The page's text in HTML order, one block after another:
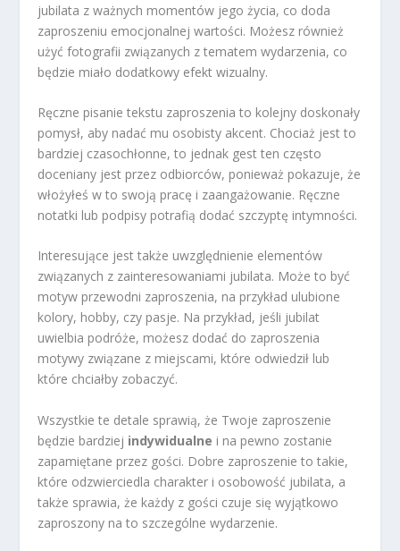
jubilata z ważnych momentów jego życia, co doda
zaproszeniu emocjonalnej wartości. Możesz również
użyć fotografii związanych z tematem wydarzenia, co
będzie miało dodatkowy efekt wizualny.
Ręczne pisanie tekstu zaproszenia to kolejny doskonały
pomysł, aby nadać mu osobisty akcent. Chociaż jest to
bardziej czasochłonne, to jednak gest ten często
doceniany jest przez odbiorców, ponieważ pokazuje, że
włożyłeś w to swoją pracę i zaangażowanie. Ręczne
notatki lub podpisy potrafią dodać szczyptę intymności.
Interesujące jest także uwzględnienie elementów
związanych z zainteresowaniami jubilata. Może to być
motyw przewodni zaproszenia, na przykład ulubione
kolory, hobby, czy pasje. Na przykład, jeśli jubilat
uwielbia podróże, możesz dodać do zaproszenia
motywy związane z miejscami, które odwiedził lub
które chciałby zobaczyć.
Wszystkie te detale sprawią, że Twoje zaproszenie
będzie bardziej indywidualne i na pewno zostanie
zapamiętane przez gości. Dobre zaproszenie to takie,
które odzwierciedla charakter i osobowość jubilata, a
także sprawia, że każdy z gości czuje się wyjątkowo
zaproszony na to szczególne wydarzenie.